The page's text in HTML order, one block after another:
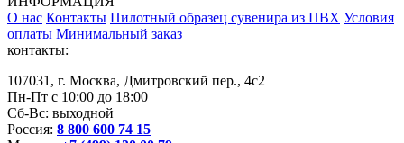
О нас Контакты Пилотный образец сувенира из ПВХ Условия
оплаты Минимальный заказ
контакты:
107031, г. Москва, Дмитровский пер., 4с2
Пн-Пт с 10:00 до 18:00
Сб-Вс: выходной
Россия: 8 800 600 74 15